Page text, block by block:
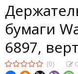
бумаги
6897,
(0)